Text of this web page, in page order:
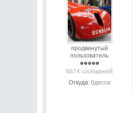
продвинутый
пользователь
6674 сообщений
Откуда: 0десса